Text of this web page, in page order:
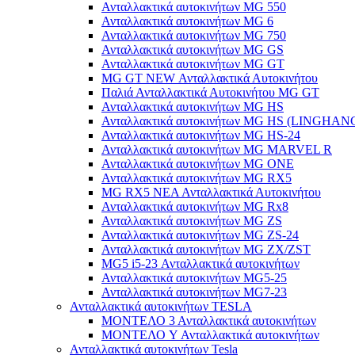
Ανταλλακτικά αυτοκινήτων MG 550
Ανταλλακτικά αυτοκινήτων MG 6
Ανταλλακτικά αυτοκινήτων MG 750
Ανταλλακτικά αυτοκινήτων MG GS
Ανταλλακτικά αυτοκινήτων MG GT
MG GT NEW Ανταλλακτικά Αυτοκινήτου
Παλιά Ανταλλακτικά Αυτοκινήτου MG GT
Ανταλλακτικά αυτοκινήτων MG HS
Ανταλλακτικά αυτοκινήτων MG HS
Ανταλλακτικά αυτοκινήτων MG HS-24
Ανταλλακτικά αυτοκινήτων MG MARVEL R
Ανταλλακτικά αυτοκινήτων MG ONE
Ανταλλακτικά αυτοκινήτων MG RX5
MG RX5 ΝΕΑ Ανταλλακτικά Αυτοκινήτου
Ανταλλακτικά αυτοκινήτων MG Rx8
Ανταλλακτικά αυτοκινήτων MG ZS
Ανταλλακτικά αυτοκινήτων MG ZS-24
Ανταλλακτικά αυτοκινήτων MG ZX/ZST
MG5 i5-23 Ανταλλακτικά αυτοκινήτων
Ανταλλακτικά αυτοκινήτων MG5-25
Ανταλλακτικά αυτοκινήτων MG7-23
Ανταλλακτικά αυτοκινήτων TESLA
ΜΟΝΤΕΛΟ 3 Ανταλλακτικά αυτοκινήτων
ΜΟΝΤΕΛΟ Y Ανταλλακτικά αυτοκινήτων
Ανταλλακτικά αυτοκινήτων Tesla